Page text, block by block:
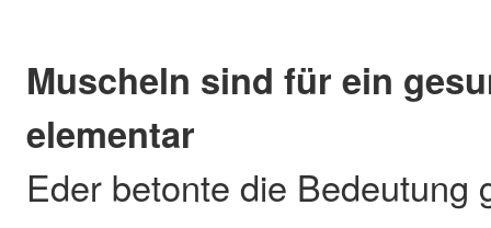
Muscheln sind für ein
elementar
Eder betonte die Bedeutung